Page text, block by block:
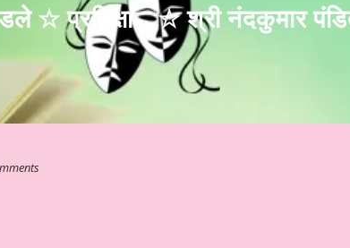
☆ प्रतिक्षा… ☆ श्री नंदकुमार
☆ श्री कमलेश भारतीय ☆ हिन्दी साहित्य – आलेख ☆ जेन जी